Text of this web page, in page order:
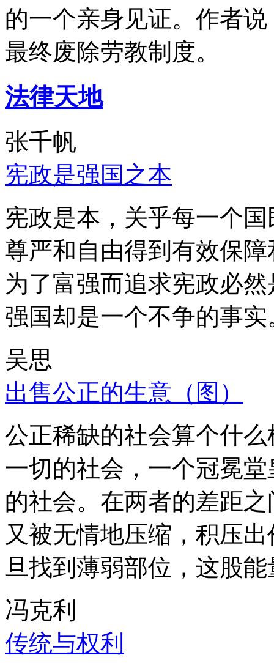
的一个亲身见证。作者
最终废除劳教制度。
法律天地
张千帆
宪政是强国之本
宪政是本，关乎每一个
尊严和自由得到有效保
为了富强而追求宪政必
强国却是一个不争的事实
吴思
出售公正的生意（图）
公正稀缺的社会算个什
一切的社会，一个冠冕
的社会。在两者的差距
又被无情地压缩，积压
旦找到薄弱部位，这股
冯克利
传统与权利